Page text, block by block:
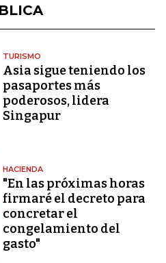
TURISMO
Asia sigue teniendo los
pasaportes más
poderosos, lidera
Singapur
HACIENDA
"En las próximas horas
firmaré el decreto para
concretar el
congelamiento del
gasto"